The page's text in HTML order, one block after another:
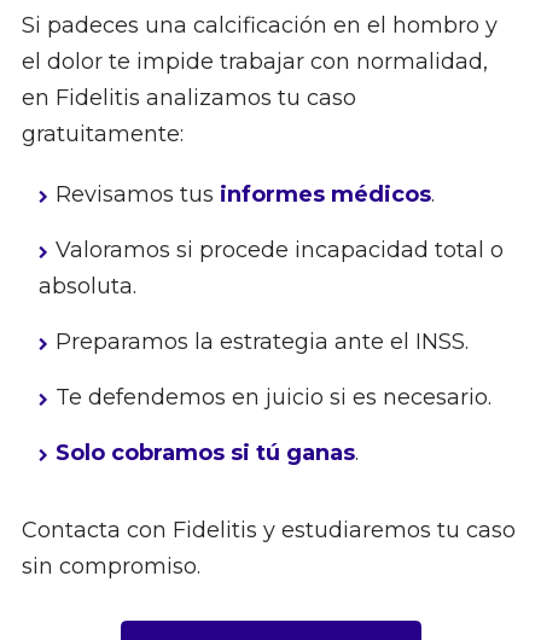
Si padeces una calcificación en el hombro y
el dolor te impide trabajar con normalidad,
en Fidelitis analizamos tu caso
gratuitamente:
Revisamos tus informes médicos.
Valoramos si procede incapacidad total o
absoluta.
Preparamos la estrategia ante el INSS.
Te defendemos en juicio si es necesario.
Solo cobramos si tú ganas.
Contacta con Fidelitis y estudiaremos tu caso
sin compromiso.